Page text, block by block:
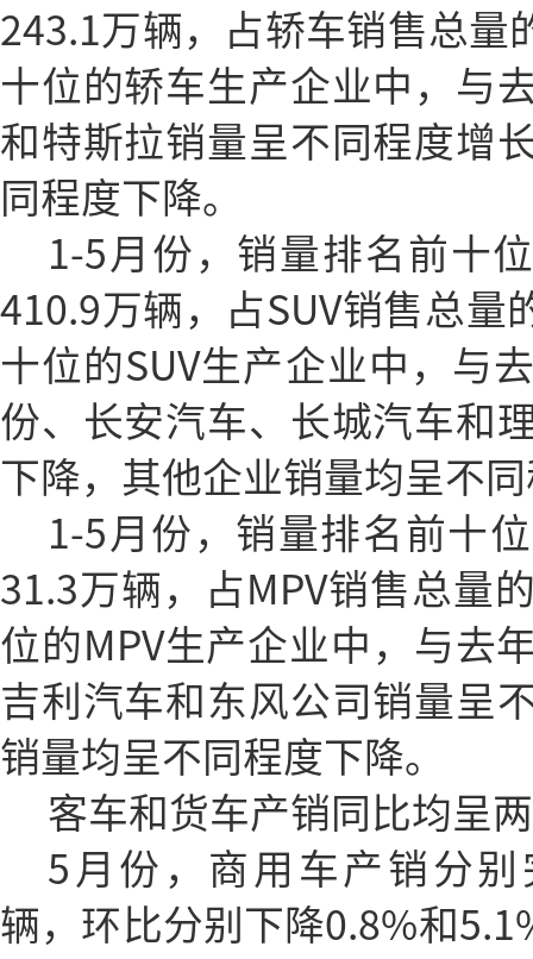
243.1万辆，占轿车销售总量
十位的轿车生产企业中，与
和特斯拉销量呈不同程度增
同程度下降。
1-5月份，销量排名前十
410.9万辆，占SUV销售总量
十位的SUV生产企业中，与
份、长安汽车、长城汽车和
下降，其他企业销量均呈不
1-5月份，销量排名前十
31.3万辆，占MPV销售总量
位的MPV生产企业中，与去
吉利汽车和东风公司销量呈
销量均呈不同程度下降。
客车和货车产销同比均呈
5月份，商用车产销分别
辆，环比分别下降0.8%和